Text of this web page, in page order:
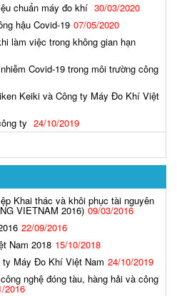
chuẩn máy đo khí 30/03/2020
hậu Covid-19 07/05/2020
làm việc trong không gian hạn
Covid-19 trong môi trường công
Keiki và Công ty Máy Đo Khí Việt
ty 24/10/2019
Khai thác và khôi phục tài nguyên
VIETNAM 2016) 09/03/2016
22/09/2016
Nam 2018 15/10/2018
ty Máy Đo Khí Việt Nam 24/10/2019
nghệ đóng tàu, hàng hải và công
2016